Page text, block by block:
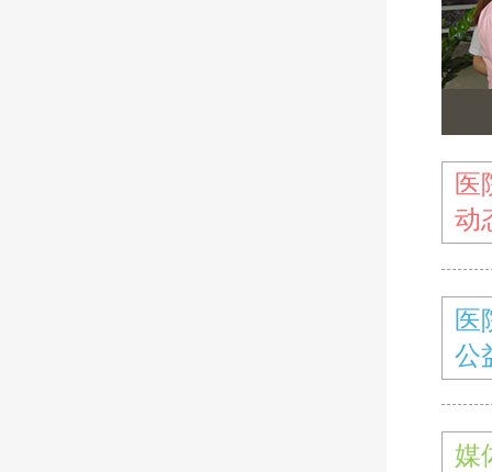
医
动
医
公
媒